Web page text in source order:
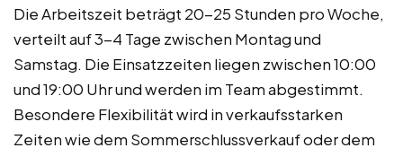
Die Arbeitszeit beträgt 20-25 Stunden pro Woche,
verteilt auf 3-4 Tage zwischen Montag und
Samstag. Die Einsatzzeiten liegen zwischen 10:00
und 19:00 Uhr und werden im Team abgestimmt.
Besondere Flexibilität wird in verkaufsstarken
Zeiten wie dem Sommerschlussverkauf oder dem